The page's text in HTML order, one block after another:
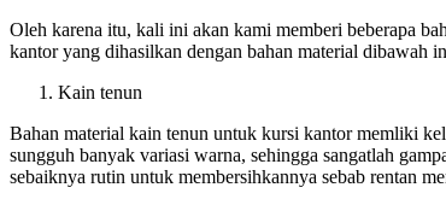
Oleh karena itu, kali ini akan kami memberi beberapa
kantor yang dihasilkan dengan bahan material dibawah
Kain tenun
Bahan material kain tenun untuk kursi kantor memliki
sungguh banyak variasi warna, sehingga sangatlah
sebaiknya rutin untuk membersihkannya sebab rentan